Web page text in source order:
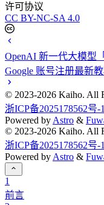
许可协议
CC BY-NC-SA 4.0
OpenAI 新一代大模型
Google 账号注册最新
© 2023-2026 Kaiho. All
浙ICP备2025178562号-1
Powered by Astro &
© 2023-2026 Kaiho. All
浙ICP备2025178562号-1
Powered by Astro &
1
前言